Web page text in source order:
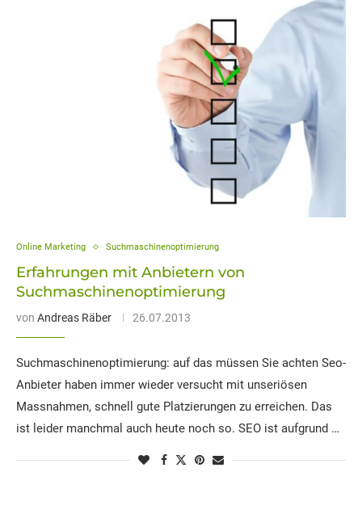
Online Marketing Suchmaschinenoptimierung
Erfahrungen mit Anbietern von
Suchmaschinenoptimierung
von Andreas Räber 26.07.2013
Suchmaschinenoptimierung: auf das müssen Sie achten Seo-
Anbieter haben immer wieder versucht mit unseriösen
Massnahmen, schnell gute Platzierungen zu erreichen. Das
ist leider manchmal auch heute noch so. SEO ist aufgrund …